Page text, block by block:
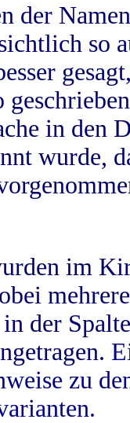
der
so
in
wurde,
im
der
zu